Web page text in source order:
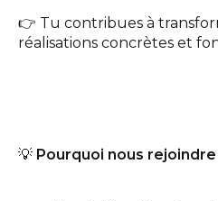
👉 Tu contribues à
réalisations concrètes et
💡 Pourquoi nous rejoindre